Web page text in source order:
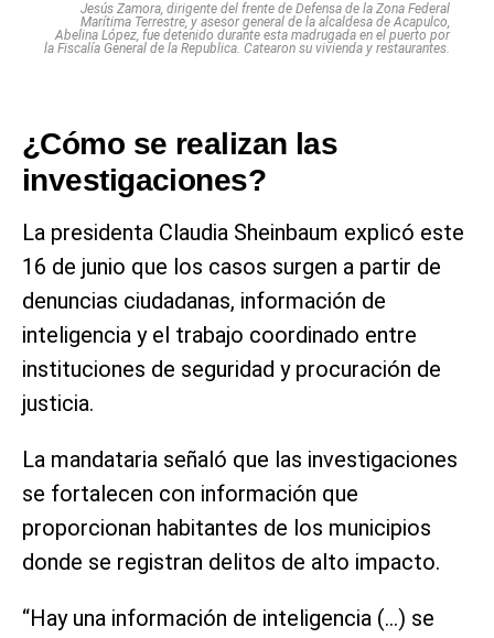
Jesús Zamora, dirigente del frente de Defensa de la Zona Federal
Marítima Terrestre, y asesor general de la alcaldesa de Acapulco,
Abelina López, fue detenido durante esta madrugada en el puerto por
la Fiscalía General de la Republica. Catearon su vivienda y restaurantes.
¿Cómo se realizan las
investigaciones?
La presidenta Claudia Sheinbaum explicó este
16 de junio que los casos surgen a partir de
denuncias ciudadanas, información de
inteligencia y el trabajo coordinado entre
instituciones de seguridad y procuración de
justicia.
La mandataria señaló que las investigaciones
se fortalecen con información que
proporcionan habitantes de los municipios
donde se registran delitos de alto impacto.
“Hay una información de inteligencia (…) se